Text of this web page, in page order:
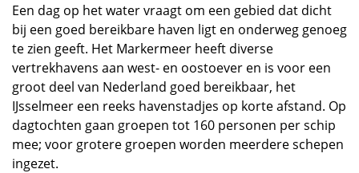
Een dag op het water vraagt om een gebied dat dicht
bij een goed bereikbare haven ligt en onderweg genoeg
te zien geeft. Het Markermeer heeft diverse
vertrekhavens aan west- en oostoever en is voor een
groot deel van Nederland goed bereikbaar, het
IJsselmeer een reeks havenstadjes op korte afstand. Op
dagtochten gaan groepen tot 160 personen per schip
mee; voor grotere groepen worden meerdere schepen
ingezet.